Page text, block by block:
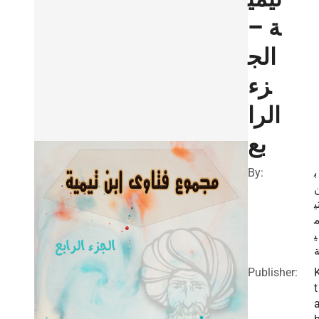
ة –
الج
زء
الرا
بع
By:
ب
ي
Publisher:
t